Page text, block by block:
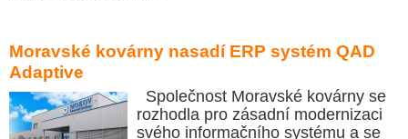
Moravské kovárny nasadí ERP systém QAD
Adaptive
Společnost Moravské kovárny se
rozhodla pro zásadní modernizaci
svého informačního systému a se